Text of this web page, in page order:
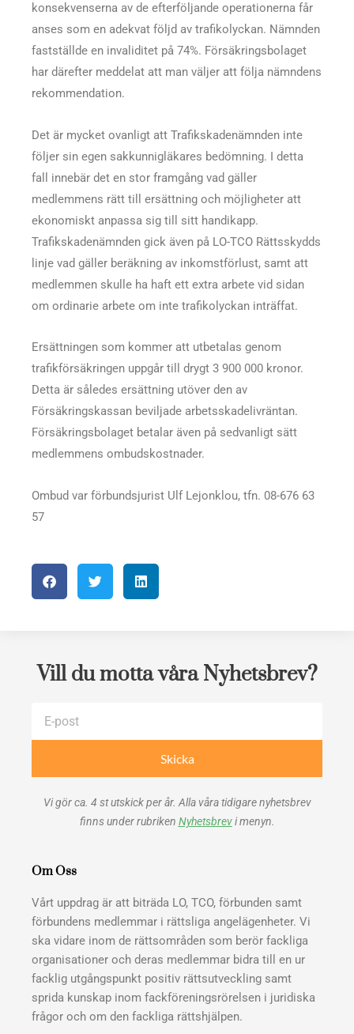
konsekvenserna av de efterföljande operationerna får
anses som en adekvat följd av trafikolyckan. Nämnden
fastställde en invaliditet på 74%. Försäkringsbolaget
har därefter meddelat att man väljer att följa nämndens
rekommendation.
Det är mycket ovanligt att Trafikskadenämnden inte
följer sin egen sakkunnigläkares bedömning. I detta
fall innebär det en stor framgång vad gäller
medlemmens rätt till ersättning och möjligheter att
ekonomiskt anpassa sig till sitt handikapp.
Trafikskadenämnden gick även på LO-TCO Rättsskydds
linje vad gäller beräkning av inkomstförlust, samt att
medlemmen skulle ha haft ett extra arbete vid sidan
om ordinarie arbete om inte trafikolyckan inträffat.
Ersättningen som kommer att utbetalas genom
trafikförsäkringen uppgår till drygt 3 900 000 kronor.
Detta är således ersättning utöver den av
Försäkringskassan beviljade arbetsskadelivräntan.
Försäkringsbolaget betalar även på sedvanligt sätt
medlemmens ombudskostnader.
Ombud var förbundsjurist Ulf Lejonklou, tfn. 08-676 63
57
Vill du motta våra Nyhetsbrev?
post
Skicka
Vi gör ca. 4 st utskick per år. Alla våra tidigare nyhetsbrev
finns under rubriken Nyhetsbrevi menyn.
Om Oss
Vårt uppdrag är att biträda LO, TCO, förbunden samt
förbundens medlemmar i rättsliga angelägenheter. Vi
ska vidare inom de rättsområden som berör fackliga
organisationer och deras medlemmar bidra till en ur
facklig utgångspunkt positiv rättsutveckling samt
sprida kunskap inom fackföreningsrörelsen i juridiska
frågor och om den fackliga rättshjälpen.